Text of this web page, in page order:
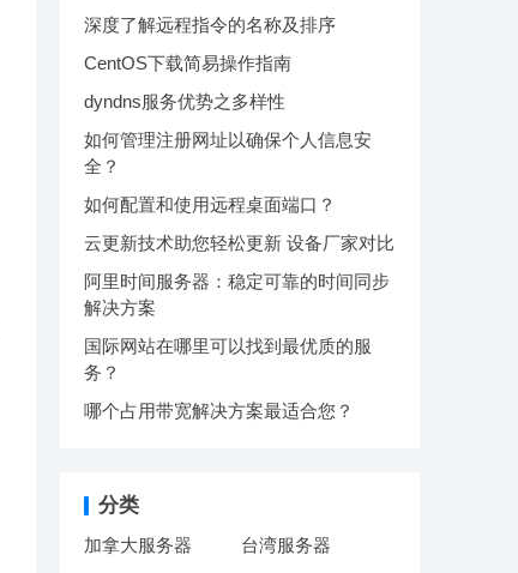
深度了解远程指令的名称及排序
CentOS下载简易操作指南
dyndns服务优势之多样性
如何管理注册网址以确保个人信息安
全？
如何配置和使用远程桌面端口？
云更新技术助您轻松更新 设备厂家对比
阿里时间服务器：稳定可靠的时间同步
解决方案
国际网站在哪里可以找到最优质的服
务？
哪个占用带宽解决方案最适合您？
分类
加拿大服务器 台湾服务器